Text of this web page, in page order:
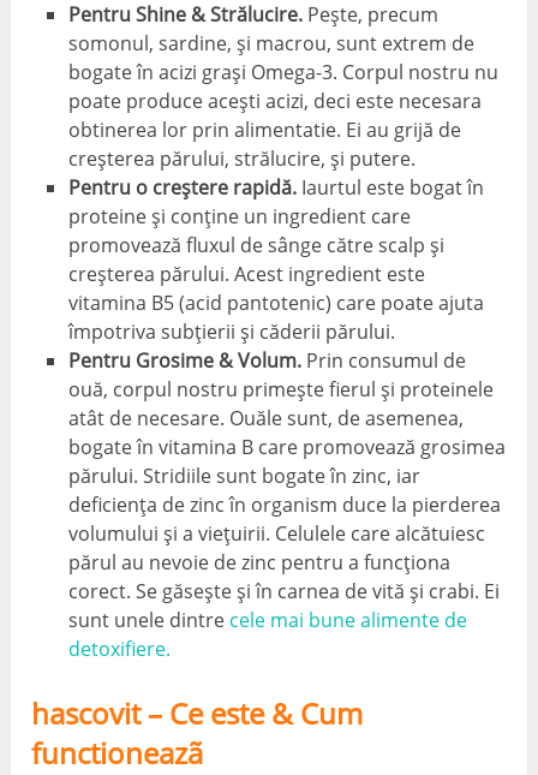
Pentru Shine & Strălucire. Peşte, precum
somonul, sardine, și macrou, sunt extrem de
bogate în acizi grași Omega-3. Corpul nostru nu
poate produce acești acizi, deci este necesara
obtinerea lor prin alimentatie. Ei au grijă de
creșterea părului, strălucire, și putere.
Pentru o creștere rapidă.Iaurtul este bogat în
proteine ​​și conține un ingredient care
promovează fluxul de sânge către scalp și
creșterea părului. Acest ingredient este
vitamina B5 (acid pantotenic) care poate ajuta
împotriva subțierii și căderii părului.
Pentru Grosime & Volum.Prin consumul de
ouă, corpul nostru primește fierul și proteinele
atât de necesare. Ouăle sunt, de asemenea,
bogate în vitamina B care promovează grosimea
părului. Stridiile sunt bogate în zinc, iar
deficiența de zinc în organism duce la pierderea
volumului și a viețuirii. Celulele care alcătuiesc
părul au nevoie de zinc pentru a funcționa
corect. Se găsește și în carnea de vită și crabi. Ei
sunt unele dintre cele mai bune alimente de
detoxifiere.
hascovit – Ce este & Cum
functioneazã